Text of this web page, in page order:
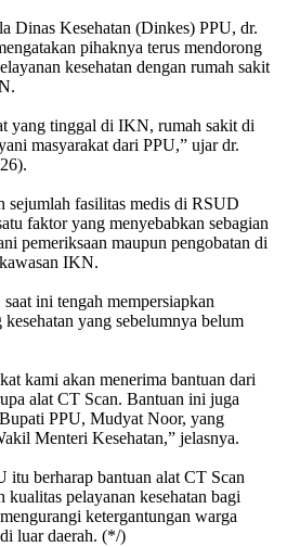
Dinas Kesehatan (Dinkes) PPU, dr.
pihaknya terus mendorong
kesehatan dengan rumah sakit
yang tinggal di IKN, rumah sakit di
masyarakat dari PPU,” ujar dr.
sejumlah fasilitas medis di RSUD
faktor yang menyebabkan sebagian
pemeriksaan maupun pengobatan di
IKN.
ini tengah mempersiapkan
yang sebelumnya belum
kami akan menerima bantuan dari
alat CT Scan. Bantuan ini juga
PPU, Mudyat Noor, yang
Menteri Kesehatan,” jelasnya.
berharap bantuan alat CT Scan
kualitas pelayanan kesehatan bagi
ketergantungan warga
luar daerah. (*/)